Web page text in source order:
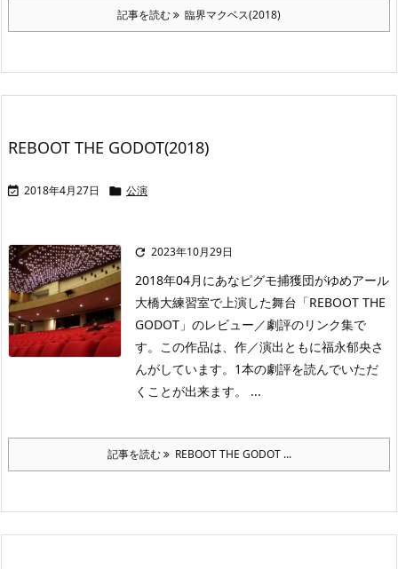
記事を読む 臨界マクベス(2018)
REBOOT THE GODOT(2018)
 2018年4月27日  公演
 2023年10月29日
2018年04月にあなピグモ捕獲団がゆめアール
大橋大練習室で上演した舞台「REBOOT THE
GODOT」のレビュー／劇評のリンク集で
す。この作品は、作／演出ともに福永郁央さ
んがしています。1本の劇評を読んでいただ
くことが出来ます。 ...
記事を読む REBOOT THE GODOT ...